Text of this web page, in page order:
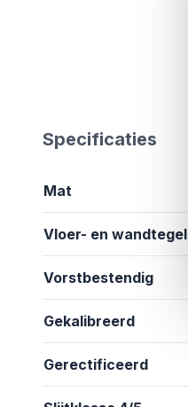
Specificaties
Mat
Vloer- en wandtegel
Vorstbestendig
Gekalibreerd
Gerectificeerd